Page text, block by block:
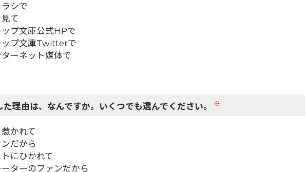
シで
て
プ文庫公式HPで
ップ文庫Twitterで
ーネット媒体で
た理由は、なんですか。いくつでも選んでください。 ※
かれて
だから
にひかれて
ターのファンだから